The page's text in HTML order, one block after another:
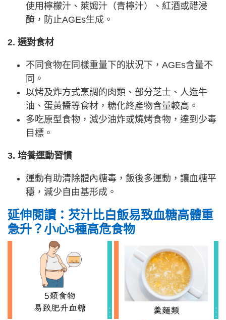
使用檸檬汁、萊姆汁（青檸汁）、紅酒或醋浸
醃，防止AGEs生成。
2. 選對食材
不同食物在同樣重量下的狀況下，AGEs含量不
同。
以烤及炸方式烹調的肉類、部分芝士、人造牛
油、蛋黃醬等食材，糖化終產物含量較高。
多吃原型食物，減少油炸或燒烤食物，達到少毒
目標。
3. 培養運動習慣
運動有助清除體內糖毒，飯後多運動，讓血糖平
穩，減少自由基形成。
延伸閱讀：芡汁比白飯易致血糖高體重
急升？小心5種高危食物